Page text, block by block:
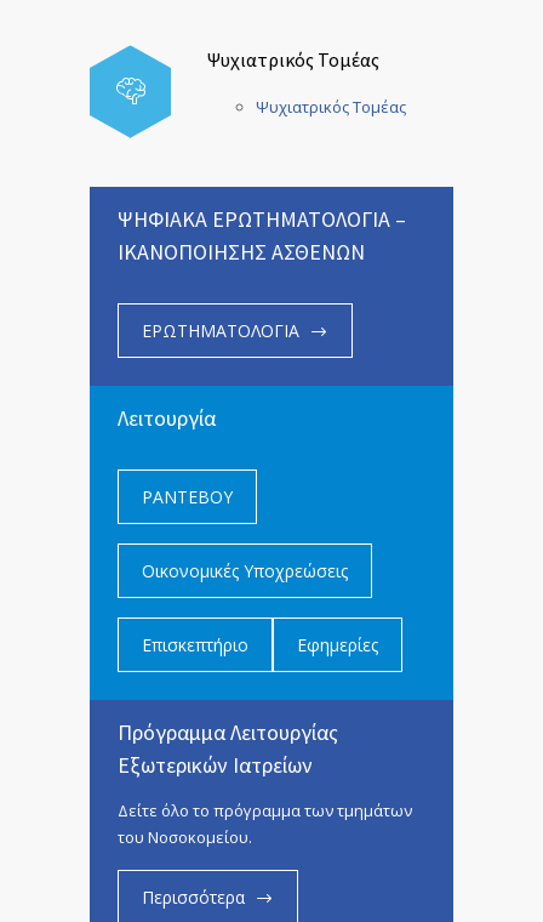
Ψυχιατρικός Τομέας
Ψυχιατρικός Τομέας
ΨΗΦΙΑΚΑ ΕΡΩΤΗΜΑΤΟΛΟΓΙΑ –
ΙΚΑΝΟΠΟΙΗΣΗΣ ΑΣΘΕΝΩΝ
ΕΡΩΤΗΜΑΤΟΛΟΓΙΑ
Λειτουργία
ΡΑΝΤΕΒΟΥ
Οικονομικές Υποχρεώσεις
Επισκεπτήριο Εφημερίες
Πρόγραμμα Λειτουργίας
Εξωτερικών Ιατρείων
Δείτε όλο το πρόγραμμα των τμημάτων
του Νοσοκομείου.
Περισσότερα